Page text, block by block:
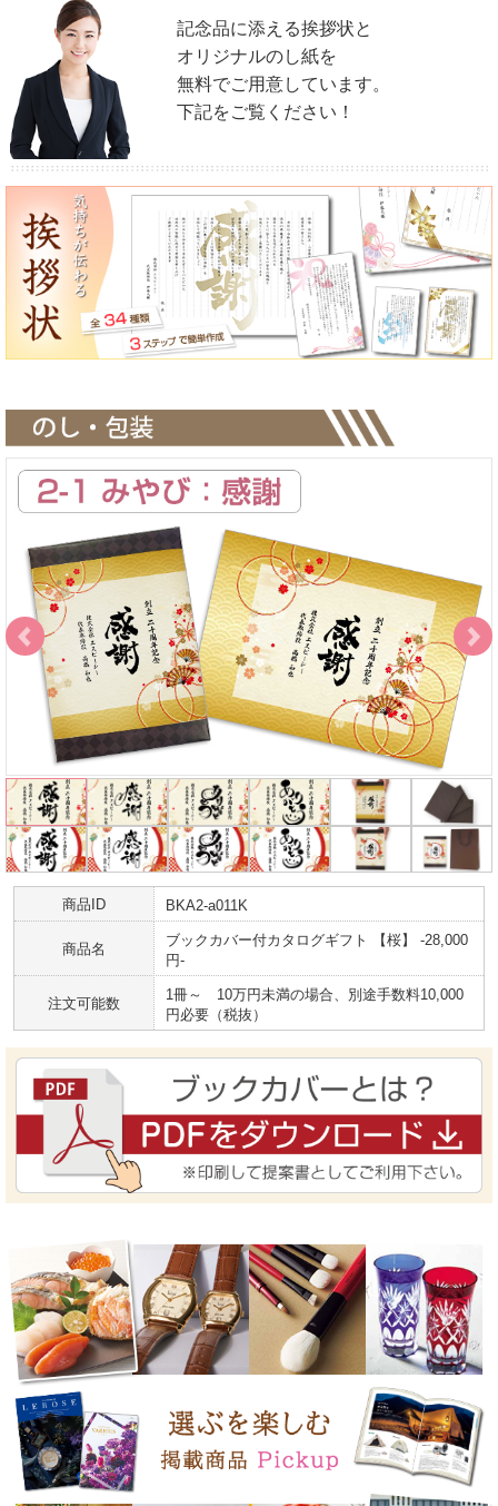
＜挨拶状・メッセージカード＞
便箋タイプやカードタイプなどシーン別に
各種定型の文例もご用意しております。
お客様がお考えになったオリジナル文章での制作も
可能ですので想いを込めて贈ることができます。
＜写真の入稿について＞
＜支払いについて＞
締日での請求書払いや領収書などに関する件もお気軽にご相談くださ
い。
＜個別配送＞
配送先が複数になる場合も、当店で対応可能です。
面倒な送付作業も、配送先リストをご支給いただければ、
＜その他＞
カタログギフトにプラスして資料やパンフレットなど
同送希望の場合は対応させていただきますので
お気軽にご相談ください。
記念品に添える挨拶状と
オリジナルのし紙を
無料でご用意しています。
下記をご覧ください！
商品ID BKA2-a011K
商品名
ブックカバー付カタログギフト 【桜】 -28,000
円-
注文可能数
1冊～ 10万円未満の場合、別途手数料10,000
円必要（税抜）